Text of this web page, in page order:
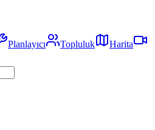
Planlayıcı Topluluk
Harita